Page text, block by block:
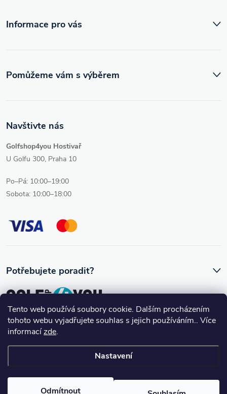
Tento web používá soubory cookie. Dalším procházením
tohoto webu vyjadřujete souhlas s jejich používáním.. Více
informacízde.
Nastavení
Odmítnout
Informace pro vás
Navštivte nás
Golfshop4you Hostivař
U Golfu 300, Praha 10
Po–Pá: 10:00–19:00
Sobota: 10:00–18:00
Pomůžeme vám s výběrem
Potřebujete poradit?
Ozve se vám skutečný člověk, který golfovému vybavení rozumí.
nastavení cookies